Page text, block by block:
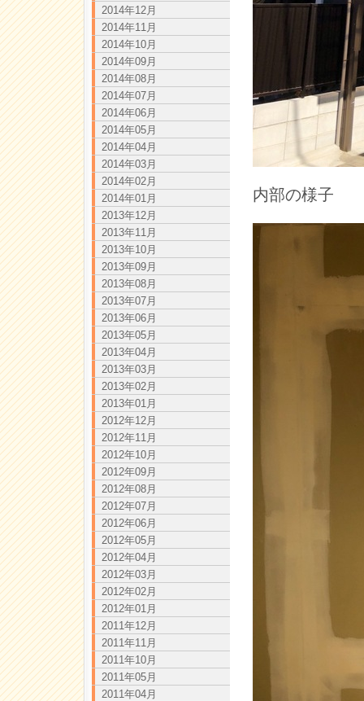
内部の様子
2014年12月
2014年11月
2014年10月
2014年09月
2014年08月
2014年07月
2014年06月
2014年05月
2014年04月
2014年03月
2014年02月
2014年01月
2013年12月
2013年11月
2013年10月
2013年09月
2013年08月
2013年07月
2013年06月
2013年05月
2013年04月
2013年03月
2013年02月
2013年01月
2012年12月
2012年11月
2012年10月
2012年09月
2012年08月
2012年07月
2012年06月
2012年05月
2012年04月
2012年03月
2012年02月
2012年01月
2011年12月
2011年11月
2011年10月
2011年05月
2011年04月